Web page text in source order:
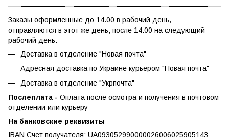
Заказы оформленные до 14.00 в рабочий день,
отправляются в этот же день, после 14.00 на следующий
рабочий день.
Доставка в отделение "Новая почта"
Адресная доставка по Украине курьером "Новая почта"
Доставка в отделение "Укрпочта"
Послеплата - Оплата после осмотра и получения в почтовом
отделении или курьеру
На банковские реквизиты
IBAN Счет получателя: UA093052990000026006025905143